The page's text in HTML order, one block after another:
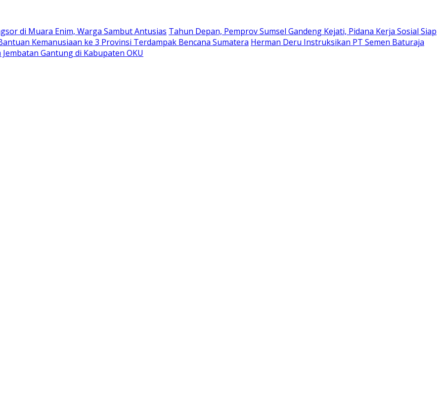
di Muara Enim, Warga Sambut Antusias Tahun Depan, Pemprov Sumsel Gandeng Kejati, Pidana Kerja Sosial Siap
Kemanusiaan ke 3 Provinsi Terdampak Bencana Sumatera Herman Deru Instruksikan PT Semen Baturaja
Gantung di Kabupaten OKU